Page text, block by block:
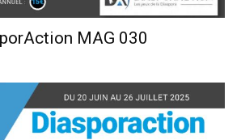
MAG 030